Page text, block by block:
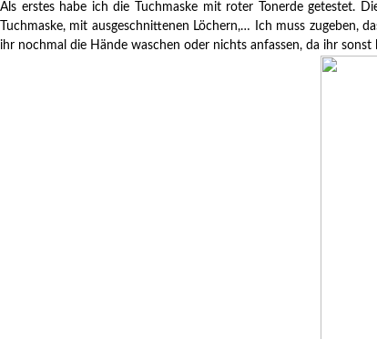
Als erstes habe ich die Tuchmaske mit roter Tonerde getestet.
Tuchmaske, mit ausgeschnittenen Löchern,… Ich muss zugeben,
ihr nochmal die Hände waschen oder nichts anfassen, da ihr sonst